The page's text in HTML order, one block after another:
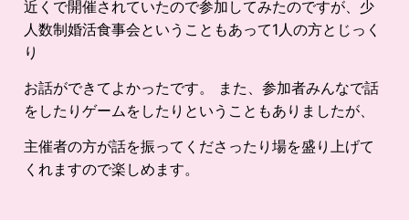
近くで開催されていたので参加してみたのですが、少
人数制婚活食事会ということもあって1人の方とじっく
り
お話ができてよかったです。 また、参加者みんなで話
をしたりゲームをしたりということもありましたが、
主催者の方が話を振ってくださったり場を盛り上げて
くれますので楽しめます。